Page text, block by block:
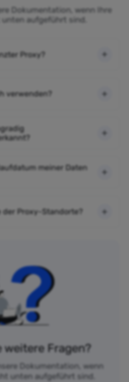
Dokumentation, wenn Ihre
unten aufgeführt sind.
Proxy?
verwenden?
meiner Daten
der Proxy-Standorte?
weitere Fragen?
Dokumentation, wenn
unten aufgeführt sind.